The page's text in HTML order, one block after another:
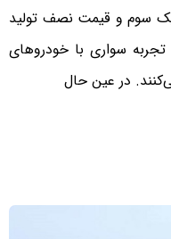
یک سوم و قیمت نصف تولید
تجربه سواری با خودروهای
در عین حال